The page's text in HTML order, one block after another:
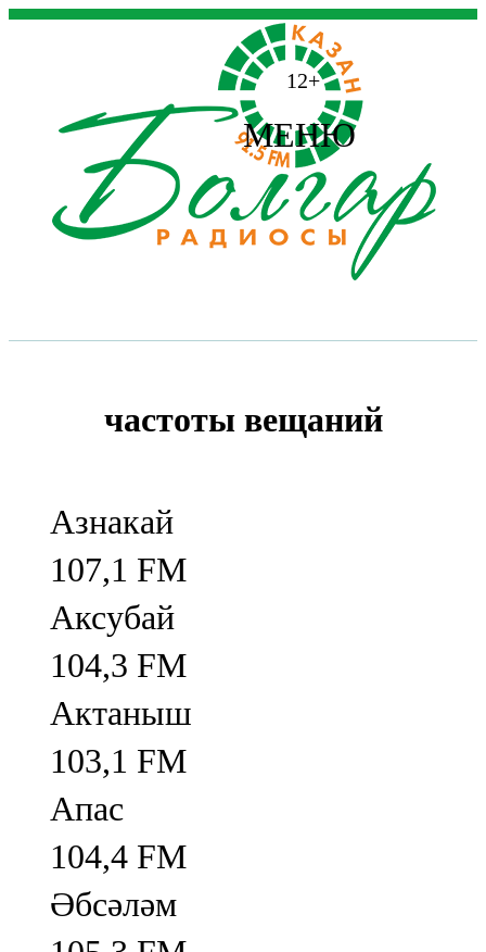
12+
МЕНЮ
частоты вещаний
Азнакай
107,1 FM
Аксубай
104,3 FM
Актаныш
103,1 FM
Апас
104,4 FM
Әбсәләм